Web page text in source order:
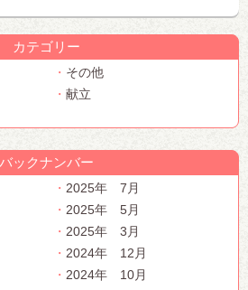
カテゴリー
その他
献立
バックナンバー
2025年 7月
2025年 5月
2025年 3月
2024年 12月
2024年 10月